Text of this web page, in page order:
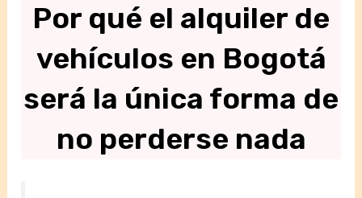
Por qué el alquiler de
vehículos en Bogotá
será la única forma de
no perderse nada